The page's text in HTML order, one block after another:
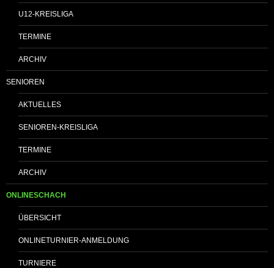
U12-KREISLIGA
TERMINE
ARCHIV
SENIOREN
AKTUELLES
SENIOREN-KREISLIGA
TERMINE
ARCHIV
ONLINESCHACH
ÜBERSICHT
ONLINETURNIER-ANMELDUNG
TURNIERE